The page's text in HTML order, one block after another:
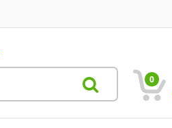
0